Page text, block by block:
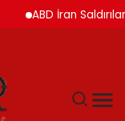
ABD İran Saldırılarını